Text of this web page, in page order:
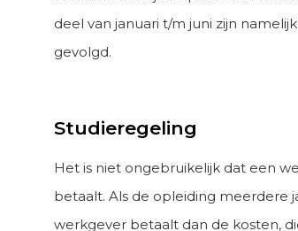
deel van januari t/m juni zijn
gevolgd.
Studieregeling
Het is niet ongebruikelijk dat een
betaalt. Als de opleiding meerdere
werkgever betaalt dan de kosten,